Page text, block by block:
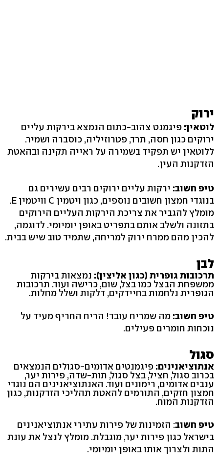
ירוק
לוטאין: פיגמנט צהוב-כתום הנמצא בירקות עליים
ירוקים כגון חסה, תרד, פטרוזיליה, כוסברה ושמיר.
ללוטאין יש תפקיד בשמירה על ראייה תקינה ובהאטת
הזדקנות העין.
טיפ חשוב: ירקות עליים ירוקים רבים עשירים גם
בנוגדי חמצון חשובים נוספים, כגון ויטמין C וויטמין E.
מומלץ להגביר את צריכת הירקות העליים הירוקים
בתזונה ולשלב אותם בתפריט באופן יומיומי. לדוגמה,
להכין מהם ממרח ירוק למריחה, שתמיד טוב שיש בבית.
לבן
תרכובות גופרית (כגון אליצין): נמצאות בירקות
ממשפחת הבצל כמו בצל, שום, כרישה ועוד. תרכובות
הגופרית נלחמות בחיידקים, דלקות ושלל מחלות.
טיפ חשוב: מה שמריח עובד! הריח החריף מעיד על
נוכחות חומרים פעילים.
סגול
אנתוציאנינים: פיגמנטים אדומים-סגולים הנמצאים
בכרוב סגול, חציל, בצל סגול, תות-שדה, פירות יער,
ענבים אדומים, רימונים ועוד. האנתוציאנינים הם נוגדי
חמצון חזקים, התורמים להאטת תהליכי הזדקנות, כגון
הזדקנות המוח.
טיפ חשוב: הזמינות של פירות עתירי אנתוציאנינים
בישראל כגון פירות יער, מוגבלת. מומלץ לנצל את עונת
התות ולצרוך אותו באופן יומיומי.